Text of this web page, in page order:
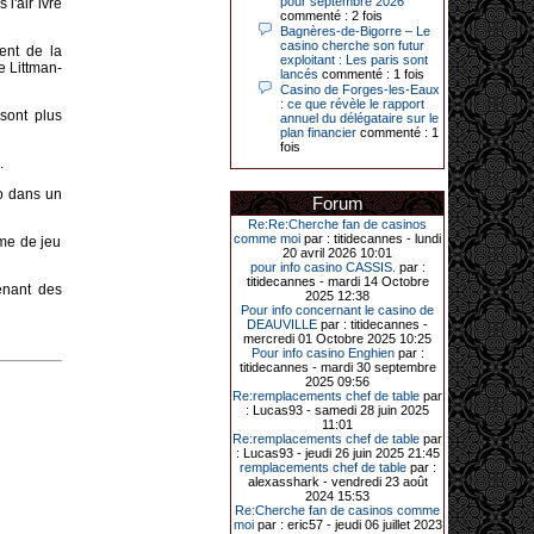
l'air ivre
de la
Littman-
plus
dans un
de jeu
des
jours plus tard, le vendredi 27 mars,
un joueur a décroché 12 086 euros
sur une autre machine à sous.
Enfin, troisième et dernier jackpot,
record cette fois-ci, le samedi 28
mars dernier. Quelque 111 322
euros ont été remportés sur la table
d’Ultimate Texas Hold’em Poker,
grâce à une mise de 5 euros sur la
case bonus et une quinte flush
royale. Ces gains ont été annoncés
casino ce lundi 30 mars en soirée.
11-01-2026|
Dimanche 11 janvier, en soirée, une
cliente retraitée de 78 ans, habitant
Trémuson, a eu l’énorme surprise
de décrocher un méga jackpot.
Elle n’a misé que 88 centimes sur
une machine à sous et a remporté
4_ 239 €?!
10-01-2026|
Au « Kasino » de Fréhel, une
vacancière a décroché le jackpot
en misant seulement 68
commenté : 2 fois
Bagnères-de-Bigorre – Le
casino cherche son futur
exploitant : Les paris sont
lancés commenté : 1 fois
Casino de Forges-les-Eaux
: ce que révèle le rapport
annuel du délégataire sur le
plan financier commenté : 1
fois
Forum
Re:Re:Cherche fan de casinos
comme moi par : titidecannes - lundi
20 avril 2026 10:01
pour info casino CASSIS. par :
titidecannes - mardi 14 Octobre
2025 12:38
Pour info concernant le casino de
DEAUVILLE par : titidecannes -
mercredi 01 Octobre 2025 10:25
Pour info casino Enghienpar :
titidecannes - mardi 30 septembre
2025 09:56
Re:remplacements chef de table par
: Lucas93 - samedi 28 juin 2025
11:01
Re:remplacements chef de table par
: Lucas93 - jeudi 26 juin 2025 21:45
remplacements chef de tablepar :
alexasshark - vendredi 23 août
2024 15:53
Re:Cherche fan de casinos comme
moipar : eric57 - jeudi 06 juillet 2023